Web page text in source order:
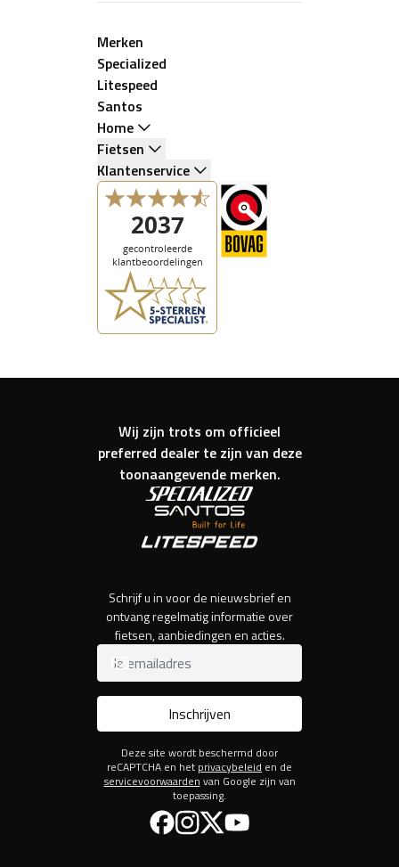
Merken
Specialized
Litespeed
Santos
Home
Fietsen
Klantenservice
Wij zijn trots om officieel
preferred dealer te zijn van deze
toonaangevende merken.
Schrijf u in voor de nieuwsbrief en
ontvang regelmatig informatie over
fietsen, aanbiedingen en acties.
Inschrijven
Deze site wordt beschermd door
reCAPTCHA en het privacybeleid en de
servicevoorwaarden van Google zijn van
toepassing.
FacebookInstagram
TwitterYouTube